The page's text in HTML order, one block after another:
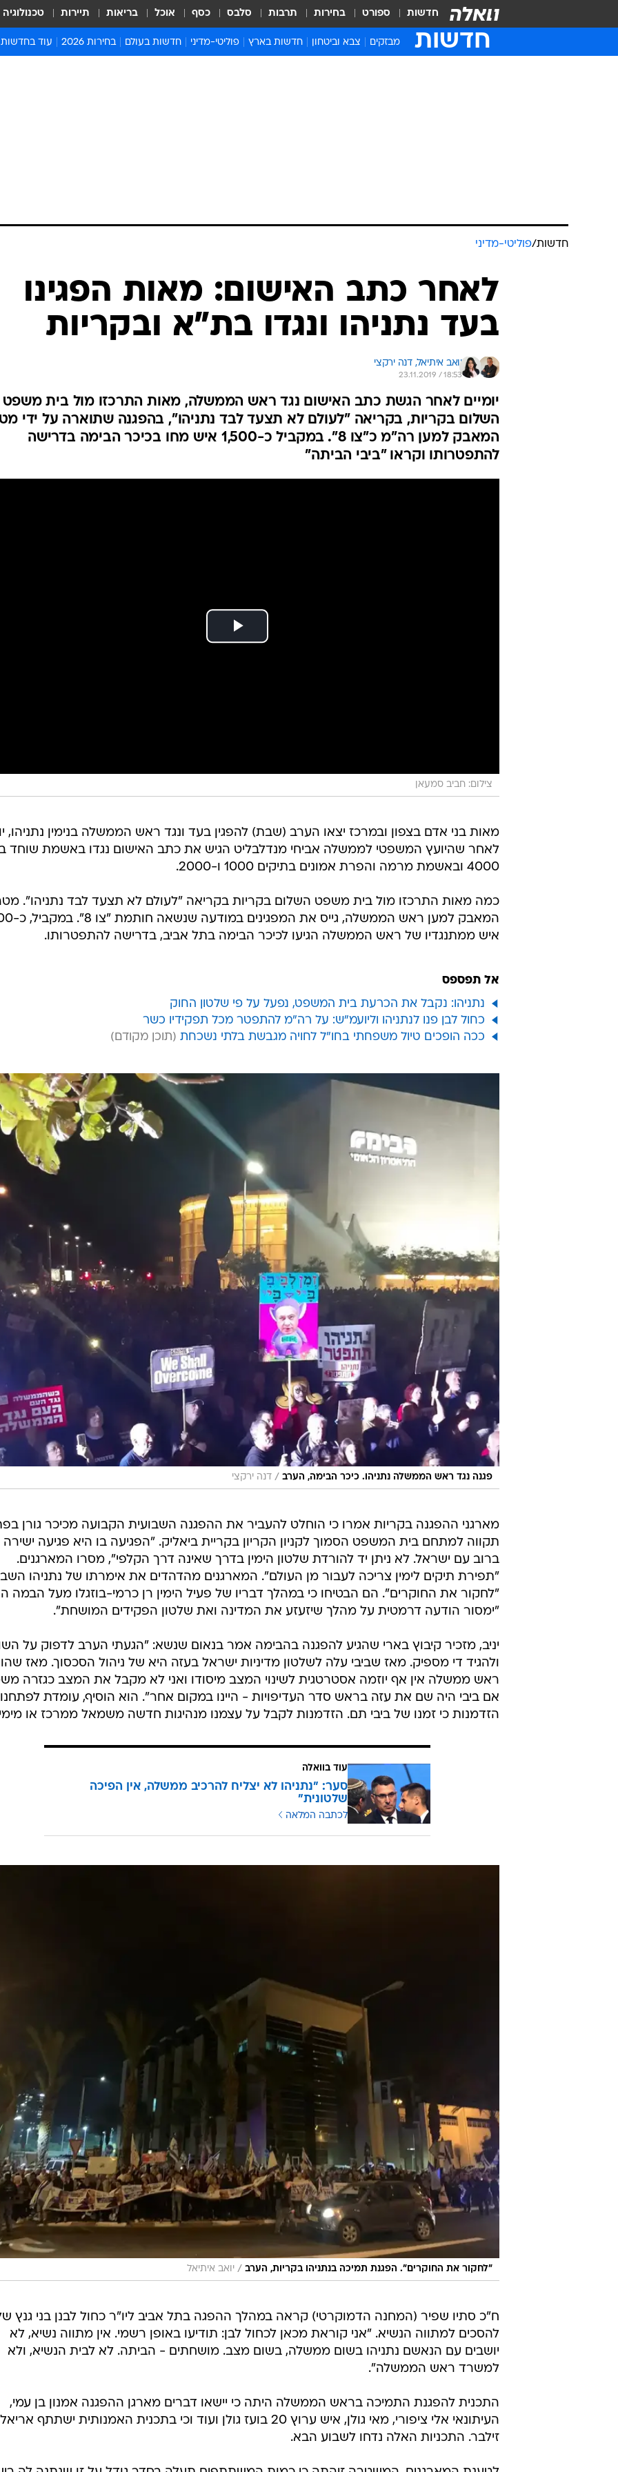
חדשות ספורט בחירות תרבות סלבס כסף אוכל בריאות תיירות טכנולוגיה
חדשות מבזקים צבא וביטחון חדשות בארץ פוליטי-מדיני חדשות בעולם בחירות 2026 עוד בחדשות
חדשות
המייל האדום
חדשות/פוליטי-מדיני
לאחר כתב האישום: מאות הפגינו
בעד נתניהו ונגדו בת"א ובקריות
יואב איתיאל, דנה ירקצי
23.11.2019 / 18:53
יומיים לאחר הגשת כתב האישום נגד ראש הממשלה, מאות התרכזו מול בית משפט
השלום בקריות, בקריאה "לעולם לא תצעד לבד נתניהו", בהפגנה שתוארה על ידי
המאבק למען רה"מ כ"צו 8". במקביל כ-1,500 איש מחו בכיכר הבימה בדרישה
להתפטרותו וקראו "ביבי הביתה"
צילום: חביב סמעאן
מאות בני אדם בצפון ובמרכז יצאו הערב (שבת) להפגין בעד ונגד ראש הממשלה בנימין נתניהו,
לאחר שהיועץ המשפטי לממשלה אביחי מנדלבליט הגיש את כתב האישום נגדו באשמת שוחד
4000 ובאשמת מרמה והפרת אמונים בתיקים 1000 ו-2000.
כמה מאות התרכזו מול בית משפט השלום בקריות בקריאה "לעולם לא תצעד לבד נתניהו".
המאבק למען ראש הממשלה, גייס את
איש ממתנגדיו של ראש הממשלה הגיעו לכיכר הבימה בתל אביב, בדרישה להתפטרותו.
אל תפספס
נתניהו: נקבל את הכרעת בית המשפט, נפעל על פי שלטון החוק
כחול לבן פנו לנתניהו וליועמ"ש: על רה"מ להתפטר מכל תפקידיו כשר
ככה הופכים טיול משפחתי בחו"ל לחויה מגבשת בלתי נשכחת
פגנה נגד ראש הממשלה נתניהו. כיכר הבימה, הערב / דנה ירקצי
מארגני ההפגנה בקריות אמרו כי הוחלט להעביר את ההפגנה השבועית הקבועה מכיכר גורן
תקווה למתחם בית המשפט הסמוך לקניון הקריון בקריית ביאליק. "הפגיעה בו היא פגיעה ישירה
ברוב עם ישראל. לא ניתן יד להורדת שלטון הימין בדרך שאינה דרך הקלפי", מסרו המארגנים.
"תפירת תיקים לימין צריכה לעבור מן העולם". המארגנים מהדהדים את אימרתו של נתניהו
"לחקור את החוקרים". הם הבטיחו כי במהלך דבריו של פעיל הימין רן כרמי-בוזגלו מעל הבמה
"ימסור הודעה דרמטית על מהלך שיזעזע את המדינה ואת שלטון הפקידים המושחת".
יניב, מזכיר קיבוץ בארי שהגיע להפגנה בהבימה אמר בנאום שנשא: "הגעתי הערב לדפוק על
ולהגיד די מספיק. מאז שביבי עלה לשלטון מדיניות ישראל בעזה היא של ניהול הסכסוך. מאז
ראש ממשלה אין אף יוזמה אסטרטגית לשינוי המצב מיסודו ואני לא מקבל את המצב כגזרה
אם ביבי היה שם את עזה בראש סדר העדיפויות - היינו במקום אחר". הוא הוסיף, עומדת לפתחנו
הזדמנות כי זמנו של ביבי תם. הזדמנות לקבל על עצמנו מנהיגות חדשה משמאל ממרכז או
עוד בוואלה
סער: "נתניהו לא יצליח להרכיב ממשלה, אין הפיכה
שלטונית"
לכתבה המלאה
"לחקור את החוקרים". הפגנת תמיכה בנתניהו בקריות, הערב / יואב איתיאל
ח"כ סתיו שפיר (המחנה הדמוקרטי) קראה במהלך ההפגה בתל אביב ליו"ר כחול לבנן בני גנץ
להסכים למתווה הנשיא. "אני קוראת מכאן לכחול לבן: תודיעו באופן רשמי. אין מתווה נשיא, לא
יושבים עם הנאשם נתניהו בשום ממשלה, בשום מצב. מושחתים - הביתה. לא לבית הנשיא, ולא
למשרד ראש הממשלה".
התכנית להפגנת התמיכה בראש הממשלה היתה כי יישאו דברים מארגן ההפגנה אמנון בן עמי,
העיתונאי אלי ציפורי, מאי גולן, איש ערוץ 20 בועז גולן ועוד וכי בתכנית האמנותית ישתתף אריאל
זילבר. התכניות האלה נדחו לשבוע הבא.